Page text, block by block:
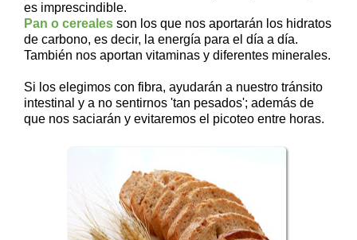
es imprescindible.
Pan o cereales son los que nos aportarán los hidratos
de carbono, es decir, la energía para el día a día.
También nos aportan vitaminas y diferentes minerales.
Si los elegimos con fibra, ayudarán a nuestro tránsito
intestinal y a no sentirnos 'tan pesados'; además de
que nos saciarán y evitaremos el picoteo entre horas.